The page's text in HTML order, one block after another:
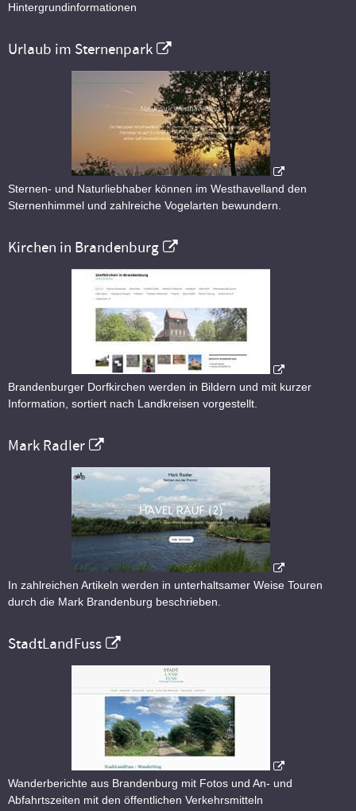
Hintergrundinformationen
Urlaub im Sternenpark
Sternen- und Naturliebhaber können im Westhavelland den
Sternenhimmel und zahlreiche Vogelarten bewundern.
Kirchen in Brandenburg
Brandenburger Dorfkirchen werden in Bildern und mit kurzer
Information, sortiert nach Landkreisen vorgestellt.
Mark Radler
In zahlreichen Artikeln werden in unterhaltsamer Weise Touren
durch die Mark Brandenburg beschrieben.
StadtLandFuss
Wanderberichte aus Brandenburg mit Fotos und An- und
Abfahrtszeiten mit den öffentlichen Verkehrsmitteln